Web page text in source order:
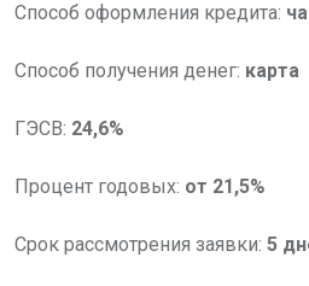
Способ оформления кредита:
Способ получения денег: карта
ГЭСВ: 24,6%
Процент годовых: от 21,5%
Срок рассмотрения заявки: 5